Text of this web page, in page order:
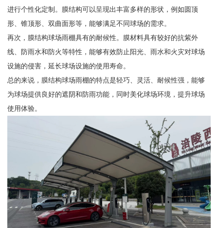
进行个性化定制。膜结构可以呈现出丰富多样的形状，例如圆顶
形、锥顶形、双曲面形等，能够满足不同球场的需求。
再次，膜结构球场雨棚具有的耐候性。膜材料具有较好的抗紫外
线、防雨水和防火等特性，能够有效防止阳光、雨水和火灾对球场
设施的侵害，延长球场设施的使用寿命。
总的来说，膜结构球场雨棚的特点是轻巧、灵活、耐候性强，能够
为球场提供良好的遮阴和防雨功能，同时美化球场环境，提升球场
使用体验。